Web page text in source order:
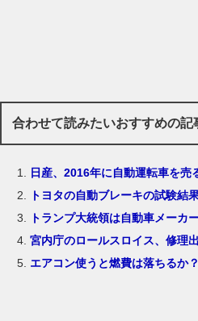
合わせて読みたいおすすめの記
日産、2016年に自動運転車を売
トヨタの自動ブレーキの試験結
トランプ大統領は自動車メーカ
宮内庁のロールスロイス、修理
エアコン使うと燃費は落ちるか？